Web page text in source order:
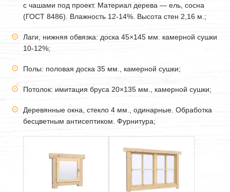
с чашами под проект. Материал дерева — ель, сосна
(ГОСТ 8486). Влажность 12-14%. Высота стен 2,16 м.;
Лаги, нижняя обвязка: доска 45×145 мм. камерной сушки
10-12%;
Полы: половая доска 35 мм., камерной сушки;
Потолок: имитация бруса 20×135 мм., камерной сушки;
Деревянные окна, стекло 4 мм., одинарные. Обработка
бесцветным антисептиком. Фурнитура;